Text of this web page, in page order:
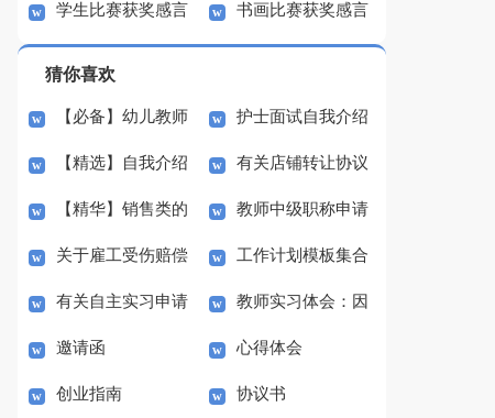
14篇
学生比赛获奖感言 书画比赛获奖感言
猜你喜欢
【必备】幼儿教师
培训总结集合5篇
护士面试自我介绍
(汇编15篇)
【精选】自我介绍
的作文300字集锦八篇
有关店铺转让协议
书3篇
【精华】销售类的
实习报告锦集六篇
教师中级职称申请
书
关于雇工受伤赔偿
协议书范本（精选3
篇）
工作计划模板集合
七篇
有关自主实习申请
书3篇
教师实习体会：因
材施教
邀请函 心得体会
创业指南 协议书